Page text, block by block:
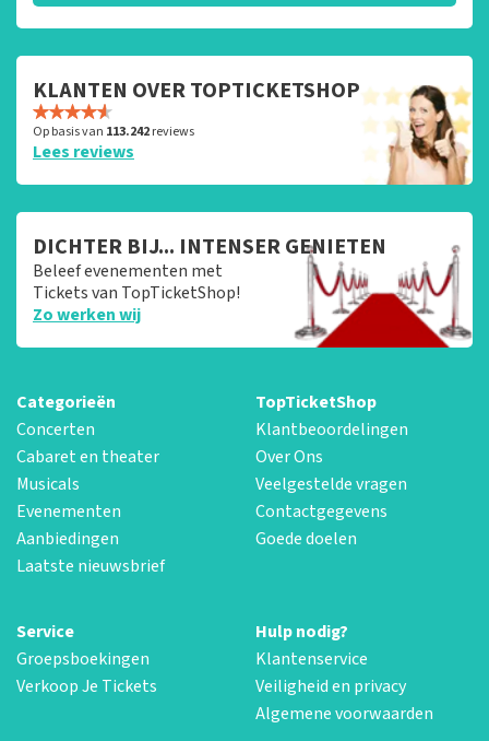
KLANTEN OVER TOPTICKETSHOP
Op basis van 113.242reviews
Lees reviews
DICHTER BIJ... INTENSER GENIETEN
Beleef evenementen met
Tickets van TopTicketShop!
Zo werken wij
Categorieën
Concerten
Cabaret en theater
Musicals
Evenementen
Aanbiedingen
Laatste nieuwsbrief
TopTicketShop
Klantbeoordelingen
Over Ons
Veelgestelde vragen
Contactgegevens
Goede doelen
Service
Groepsboekingen
Verkoop Je Tickets
Hulp nodig?
Klantenservice
Veiligheid en privacy
Algemene voorwaarden